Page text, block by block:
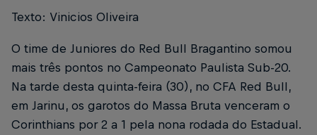
Texto: Vinicios Oliveira
O time de Juniores do Red Bull Bragantino somou
mais três pontos no Campeonato Paulista Sub-20.
Na tarde desta quinta-feira (30), no CFA Red Bull,
em Jarinu, os garotos do Massa Bruta venceram o
Corinthians por 2 a 1 pela nona rodada do Estadual.